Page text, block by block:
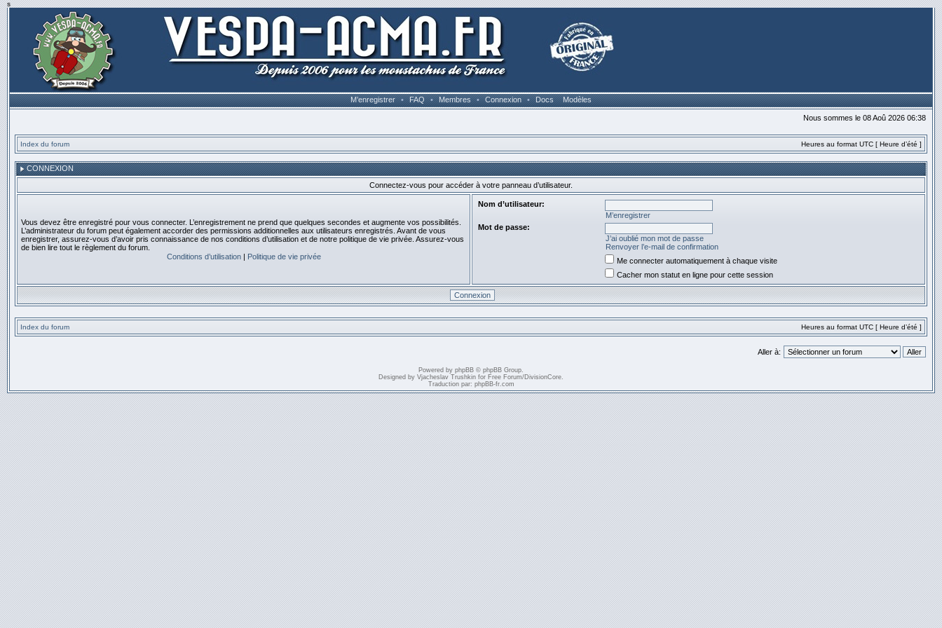
s
M’enregistrer • FAQ • Membres • Connexion • Docs Modèles
Nous sommes le 08 Aoû 2026 06:38
Index du forum Heures au format UTC [ Heure d’été ]
CONNEXION
Connectez-vous pour accéder à votre panneau d’utilisateur.
Vous devez être enregistré pour vous connecter. L’enregistrement ne prend que quelques secondes et augmente vos possibilités.
L’administrateur du forum peut également accorder des permissions additionnelles aux utilisateurs enregistrés. Avant de vous
enregistrer, assurez-vous d’avoir pris connaissance de nos conditions d’utilisation et de notre politique de vie privée. Assurez-vous
de bien lire tout le règlement du forum.
Conditions d’utilisation| Politique de vie privée
Nom d’utilisateur:
M’enregistrer
Mot de passe:
J’ai oublié mon mot de passe
Renvoyer l’e-mail de confirmation
Me connecter automatiquement à chaque visite
Cacher mon statut en ligne pour cette session
Index du forum Heures au format UTC [ Heure d’été ]
Aller à:
Powered by phpBB © phpBB Group.
Designed by Vjacheslav Trushkin for Free Forum/DivisionCore.
Traduction par: phpBB-fr.com